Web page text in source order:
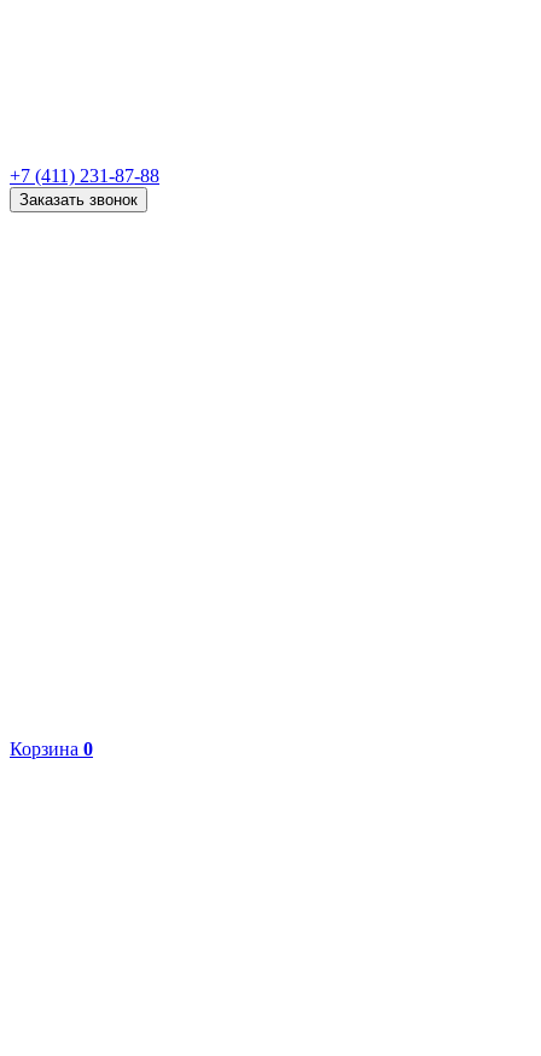
+7 (411) 231-87-88
Заказать звонок
Корзина 0